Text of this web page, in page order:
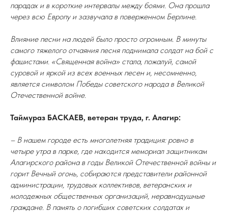
парадах и в короткие интервалы между боями. Она прошла
через всю Европу и зазвучала в поверженном Берлине.
Влияние песни на людей было просто огромным. В минуты
самого тяжелого отчаяния песня поднимала солдат на бой с
фашистами. «Священная война» стала, пожалуй, самой
суровой и яркой из всех военных песен и, несомненно,
является символом Победы советского народа в Великой
Отечественной войне.
Таймураз БАСКАЕВ, ветеран труда, г. Алагир:
– В нашем городе есть многолетняя традиция: ровно в
четыре утра в парке, где находится мемориал защитникам
Алагирского района в годы Великой Отечественной войны и
горит Вечный огонь, собираются представители районной
администрации, трудовых коллективов, ветеранских и
молодежных общественных организаций, неравнодушные
граждане. В память о погибших советских солдатах и